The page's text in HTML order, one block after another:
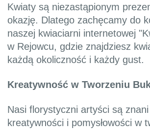
Kwiaty są niezastąpionym
okazję. Dlatego zachęcamy do
naszej kwiaciarni internetowej
w Rejowcu, gdzie znajdziesz
każdą okoliczność i każdy gust.
Kreatywność w Tworzeniu
Nasi florystyczni artyści są
kreatywności i pomysłowości w